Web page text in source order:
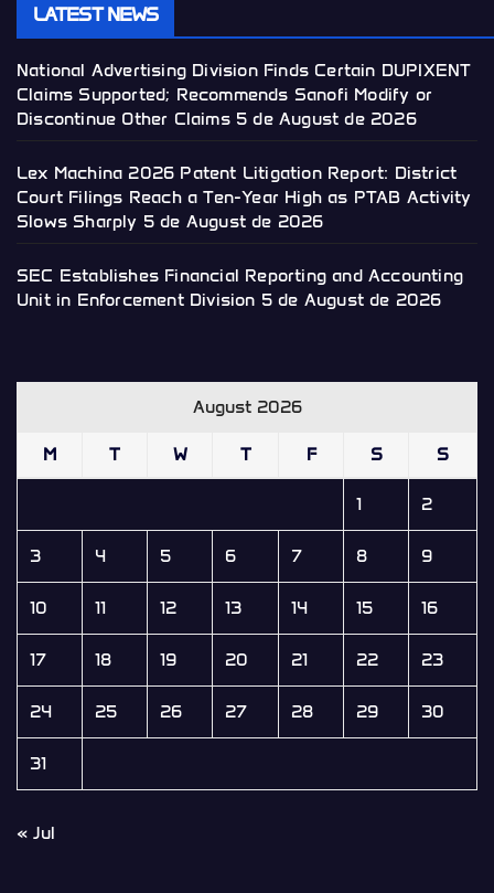
LATEST NEWS
National Advertising Division Finds Certain DUPIXENT
Claims Supported; Recommends Sanofi Modify or
Discontinue Other Claims 5 de August de 2026
Lex Machina 2026 Patent Litigation Report: District
Court Filings Reach a Ten-Year High as PTAB Activity
Slows Sharply 5 de August de 2026
SEC Establishes Financial Reporting and Accounting
Unit in Enforcement Division 5 de August de 2026
August 2026
M T W T F S S
1 2
3 4 5 6 7 8 9
10 11 12 13 14 15 16
17 18 19 20 21 22 23
24 25 26 27 28 29 30
31
« Jul